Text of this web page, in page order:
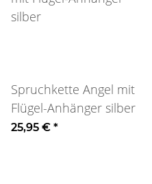
Spruchkette Angel mit
Flügel-Anhänger silber
25,95 € *